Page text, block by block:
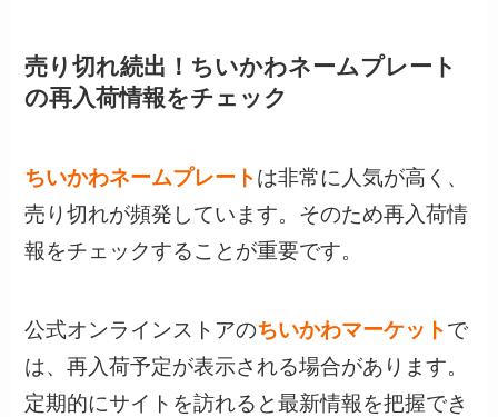
売り切れ続出！ちいかわネームプレート
の再入荷情報をチェック
ちいかわネームプレートは非常に人気が高く、
売り切れが頻発しています。そのため再入荷情
報をチェックすることが重要です。
公式オンラインストアのちいかわマーケットで
は、再入荷予定が表示される場合があります。
定期的にサイトを訪れると最新情報を把握でき